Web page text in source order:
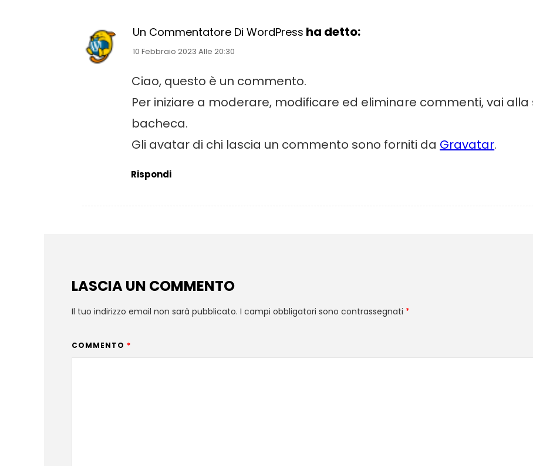
Un Commentatore Di WordPress ha detto:
10 Febbraio 2023 Alle 20:30
Ciao, questo è un commento.
Per iniziare a moderare, modificare ed eliminare commenti, vai
bacheca.
Gli avatar di chi lascia un commento sono forniti da Gravatar.
Rispondi
LASCIA UN COMMENTO
Il tuo indirizzo email non sarà pubblicato. I campi obbligatori sono contrassegnati *
COMMENTO *